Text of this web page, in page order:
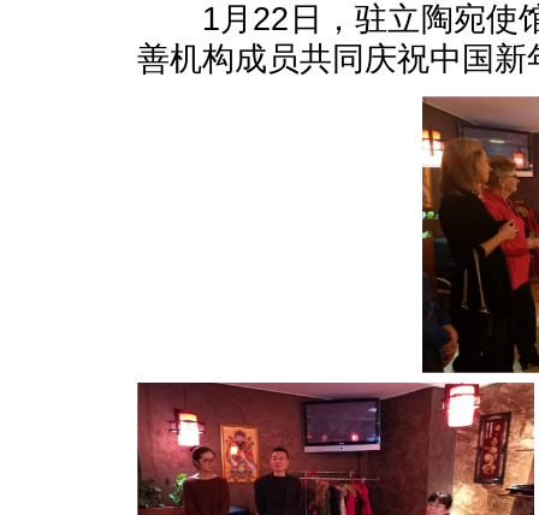
1月22日，驻立陶宛使馆
善机构成员共同庆祝中国